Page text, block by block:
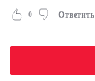
0 Ответить